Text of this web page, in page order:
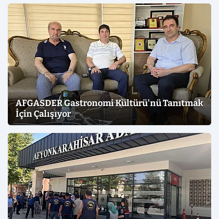
AFGASDER Gastronomi Kültürü'nü Tanıtmak
İçin Çalışıyor